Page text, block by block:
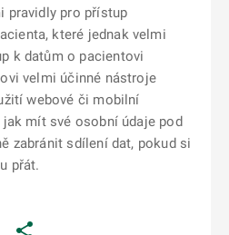
pravidly pro přístup
které jednak velmi
k datům o pacientovi
velmi účinné nástroje
webové či mobilní
mít své osobní údaje pod
zabránit sdílení dat, pokud si
přát.
nové kartě
na nové kartě
se otevře na nové kartě